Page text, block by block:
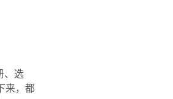
、选
来，都